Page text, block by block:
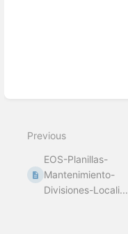
mode
Previous
EOS-Planillas-
Mantenimiento-
Divisiones-Locali...